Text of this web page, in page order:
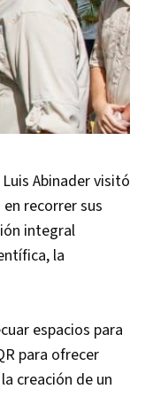
Luis Abinader visitó
recorrer sus
integral
la
espacios para
para ofrecer
creación de un